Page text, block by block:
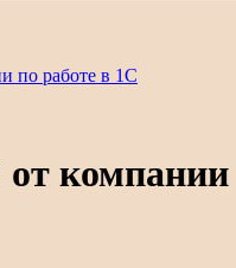
по работе в 1С
от